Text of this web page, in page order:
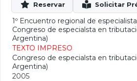
1º Encuentro regional de
Congreso de especialsta en
Argentina)
TEXTO IMPRESO
Congreso de especialsta en
Argentina)
2005